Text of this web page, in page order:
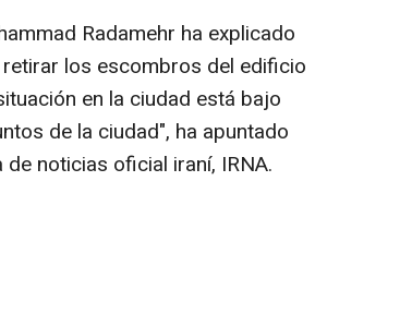
Radamehr ha explicado
los escombros del edificio
en la ciudad está bajo
de la ciudad", ha apuntado
noticias oficial iraní, IRNA.